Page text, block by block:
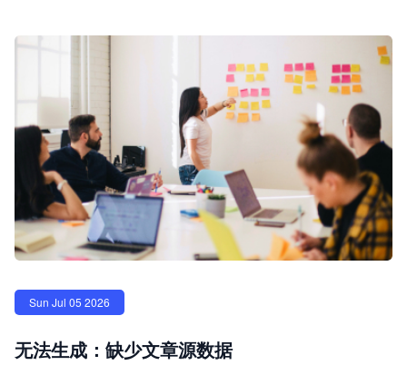
Sun Jul 05 2026
无法生成：缺少文章源数据